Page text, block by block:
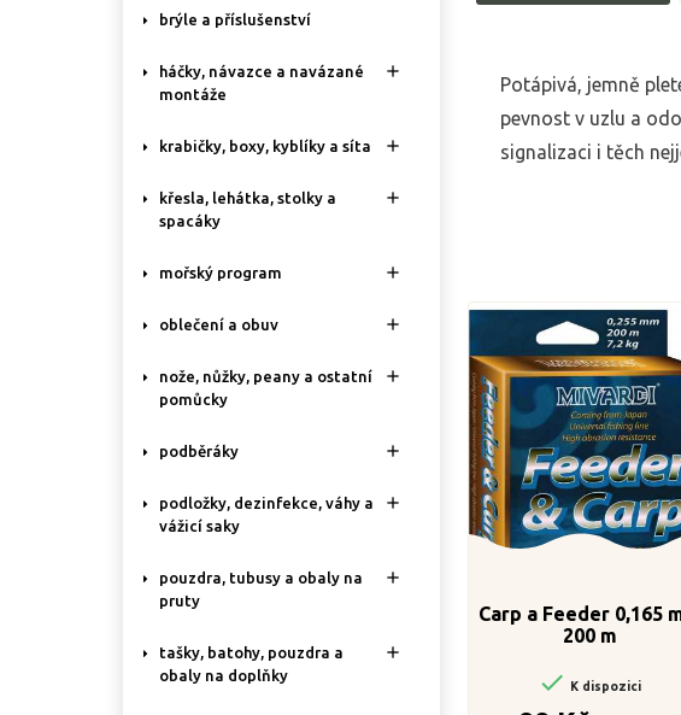
brýle a příslušenství
háčky, návazce a navázané
montáže

krabičky, boxy, kyblíky a síta 
křesla, lehátka, stolky a
spacáky

mořský program 
oblečení a obuv 
nože, nůžky, peany a ostatní
pomůcky

podběráky 
podložky, dezinfekce, váhy a
vážicí saky

pouzdra, tubusy a obaly na
pruty

tašky, batohy, pouzdra a
obaly na doplňky

Potápivá, jemně
pevnost v uzlu a
signalizaci i těch
Carp a Feeder 0,165
200 m
 K dispozici